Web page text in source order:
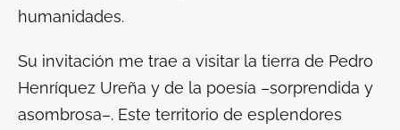
humanidades.
Su invitación me trae a visitar la tierra de Pedro
Henríquez Ureña y de la poesía –sorprendida y
asombrosa–. Este territorio de esplendores